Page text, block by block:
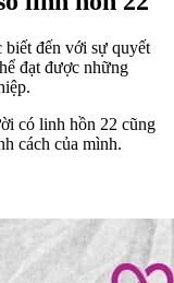
đến với sự quyết
đạt được những
có linh hồn 22 cũng
cách của mình.